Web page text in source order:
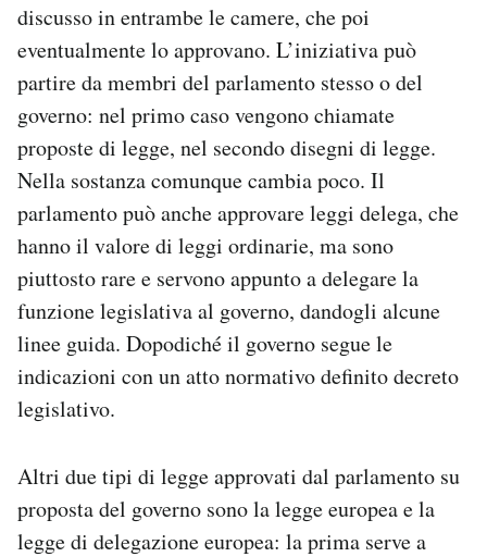
discusso in entrambe le camere, che poi
eventualmente lo approvano. L’iniziativa può
partire da membri del parlamento stesso o del
governo: nel primo caso vengono chiamate
proposte di legge, nel secondo disegni di legge.
Nella sostanza comunque cambia poco. Il
parlamento può anche approvare leggi delega, che
hanno il valore di leggi ordinarie, ma sono
piuttosto rare e servono appunto a delegare la
funzione legislativa al governo, dandogli alcune
linee guida. Dopodiché il governo segue le
indicazioni con un atto normativo definito decreto
legislativo.
Altri due tipi di legge approvati dal parlamento su
proposta del governo sono la legge europea e la
legge di delegazione europea: la prima serve a